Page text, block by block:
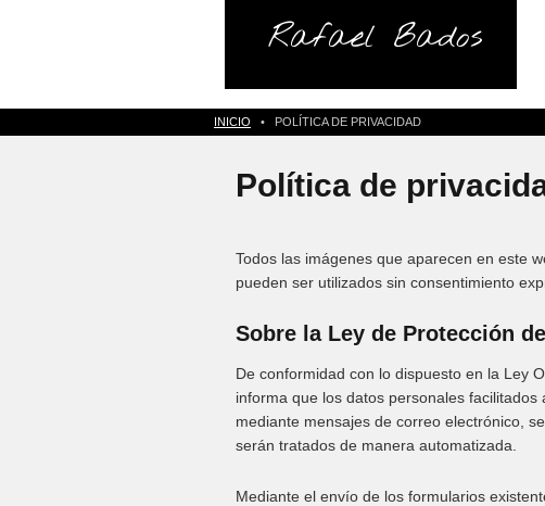
Rafael Bados
INICIO • POLÍTICA DE PRIVACIDAD
Política de
Todos las imágenes que aparecen en este
pueden ser utilizados sin consentimiento
Sobre la Ley de Protección
De conformidad con lo dispuesto en la Ley
informa que los datos personales
mediante mensajes de correo electrónico,
serán tratados de manera automatizada.
Mediante el envío de los formularios